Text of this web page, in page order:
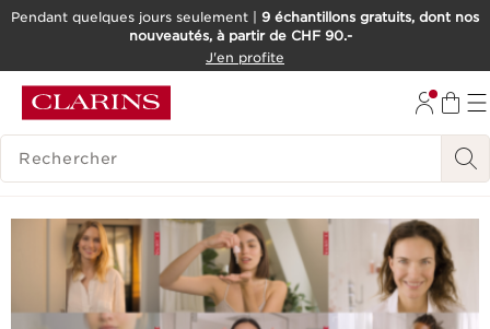
ALLER AU CONTENU
OUTIL D'ACCESSIBILITÉ
Pendant quelques jours seulement | 9 échantillons gratuits, dont nos
nouveautés, à partir de CHF 90.-
J'en profite
HISTORIQUE DES RECHERCHES